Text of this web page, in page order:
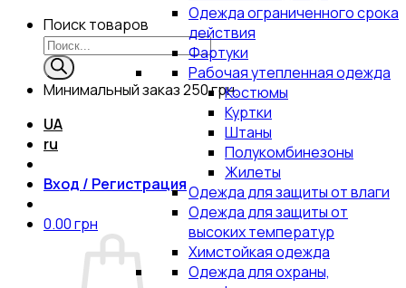
Поиск товаров
Минимальный заказ250 грн.
UA
ru
Вход / Регистрация
0.00грн
Одежда ограниченного срока
действия
Фартуки
Рабочая утепленная одежда
Костюмы
Куртки
Штаны
Полукомбинезоны
Жилеты
Одежда для защиты от влаги
Одежда для защиты от
высоких температур
Химстойкая одежда
Одежда для охраны,